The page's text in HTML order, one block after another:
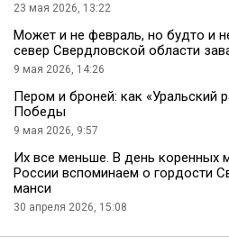
23 мая 2026, 13:22
Может и не февраль, но будто и
север Свердловской области
9 мая 2026, 14:26
Пером и броней: как «Уральский
Победы
9 мая 2026, 9:57
Их все меньше. В день коренных
России вспоминаем о гордости
манси
30 апреля 2026, 15:08